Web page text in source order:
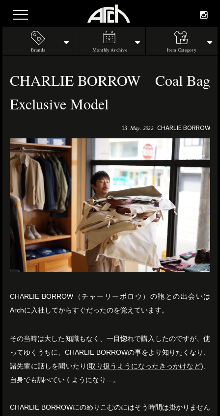
Brands Monthly Archive Item Category
CHARLIE BORROW Coal Bag
Exclusive Model
13 May. 2022 CHARLIE BORROW
CHARLIE BORROW（チャーリーボロウ）の鞄との出会いは
Archに入社してからすぐだったのを覚えています。
その当時は大した知識もなく、一目惚れで購入したのですが、使
ってゆくうちに、CHARLIE BORROWの事をより知りたくなり、
諸先輩に話しを聞いたり(取り扱うようになったきっかけなど)、
自身でも調べていくようになり…。
CHARLIE BORROWにのめりこむのにはそう時間は掛かりません